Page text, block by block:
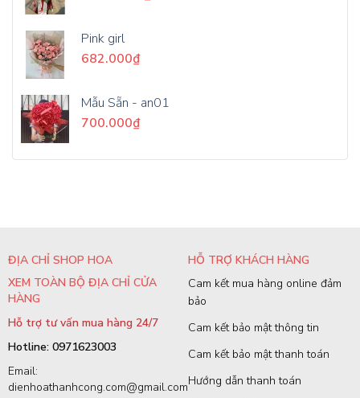
Pink girl
682.000₫
Mẫu Sẵn - an01
700.000₫
ĐỊA CHỈ SHOP HOA
XEM TOÀN BỘ ĐỊA CHỈ CỬA
HÀNG
Hỗ trợ tư vấn mua hàng 24/7
Hotline: 0971623003
Email:
dienhoathanhcong.com@gmail.com
HỖ TRỢ KHÁCH HÀNG
Cam kết mua hàng online đảm
bảo
Cam kết bảo mật thông tin
Cam kết bảo mật thanh toán
Hướng dẫn thanh toán